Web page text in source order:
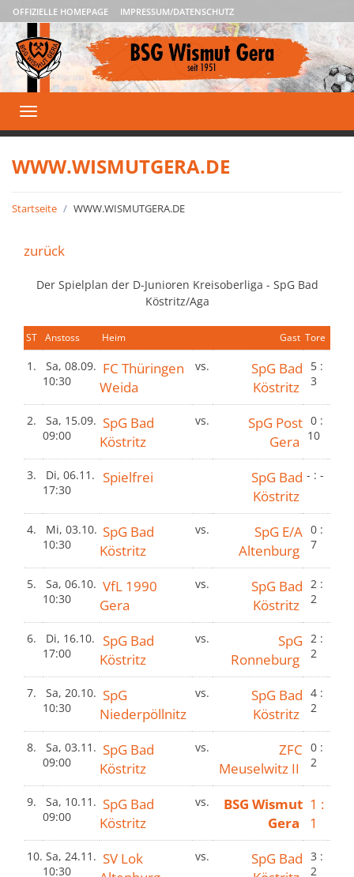
OFFIZIELLE HOMEPAGE IMPRESSUM/DATENSCHUTZ
Toggle
navigation
WWW.WISMUTGERA.DE
Startseite WWW.WISMUTGERA.DE
zurück
Der Spielplan der D-Junioren Kreisoberliga - SpG Bad
Köstritz/Aga
ST Anstoss Heim Gast Tore
1.
Sa, 08.09.
10:30
FC Thüringen
Weida
vs.
SpG Bad
Köstritz
5 :
3
2.
Sa, 15.09.
09:00
SpG Bad
Köstritz
vs.
SpG Post
Gera
0 :
10
3.
Di, 06.11.
17:30
Spielfrei
SpG Bad
Köstritz
- : -
4.
Mi, 03.10.
10:30
SpG Bad
Köstritz
vs.
SpG E/A
Altenburg
0 :
7
5.
Sa, 06.10.
10:30
VfL 1990
Gera
vs.
SpG Bad
Köstritz
2 :
2
6.
Di, 16.10.
17:00
SpG Bad
Köstritz
vs.
SpG
Ronneburg
2 :
2
7.
Sa, 20.10.
10:30
SpG
Niederpöllnitz
vs.
SpG Bad
Köstritz
4 :
2
8.
Sa, 03.11.
09:00
SpG Bad
Köstritz
vs.
ZFC
Meuselwitz II
0 :
2
9.
Sa, 10.11.
09:00
SpG Bad
Köstritz
vs.
BSG Wismut
Gera
1 :
1
10. Sa, 24.11.
10:30
SV Lok
vs.
SpG Bad 3 :
2